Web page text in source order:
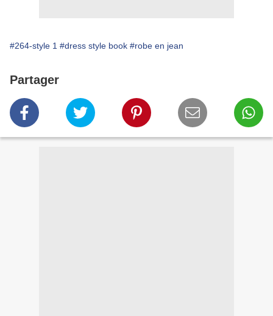
#264-style 1 #dress style book #robe en jean
Partager